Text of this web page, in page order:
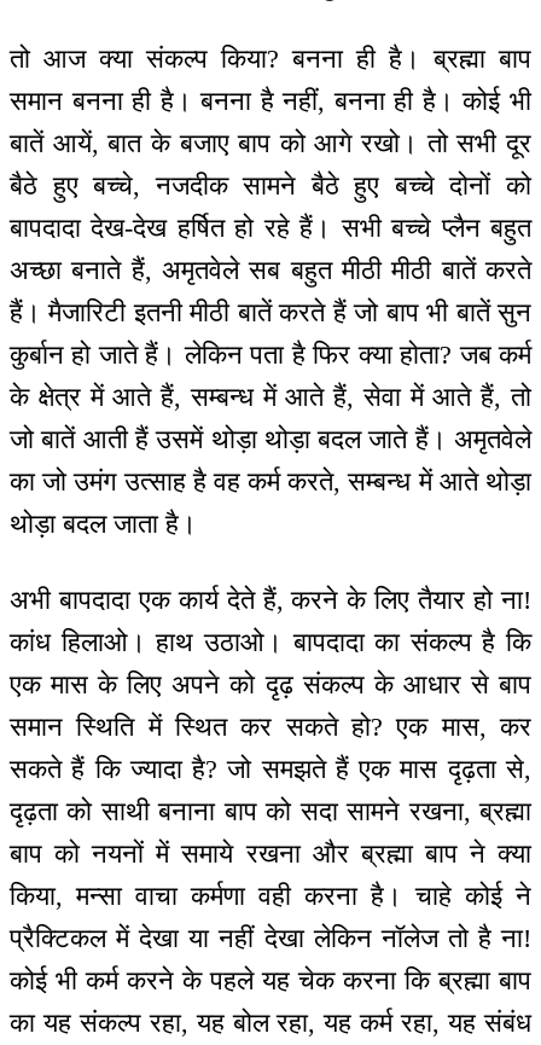
तो आज क्या संकल्प किया? बनना ही है। ब्रह्मा बाप
समान बनना ही है। बनना है नहीं, बनना ही है। कोई भी
बातें आयें, बात के बजाए बाप को आगे रखो। तो सभी दूर
बैठे हुए बच्चे, नजदीक सामने बैठे हुए बच्चे दोनों को
बापदादा देख-देख हर्षित हो रहे हैं। सभी बच्चे प्लैन बहुत
अच्छा बनाते हैं, अमृतवेले सब बहुत मीठी मीठी बातें करते
हैं। मैजारिटी इतनी मीठी बातें करते हैं जो बाप भी बातें सुन
कुर्बान हो जाते हैं। लेकिन पता है फिर क्या होता? जब कर्म
के क्षेत्र में आते हैं, सम्बन्ध में आते हैं, सेवा में आते हैं, तो
जो बातें आती हैं उसमें थोड़ा थोड़ा बदल जाते हैं। अमृतवेले
का जो उमंग उत्साह है वह कर्म करते, सम्बन्ध में आते थोड़ा
थोड़ा बदल जाता है।
अभी बापदादा एक कार्य देते हैं, करने के लिए तैयार हो ना!
कांध हिलाओ। हाथ उठाओ। बापदादा का संकल्प है कि
एक मास के लिए अपने को दृढ़ संकल्प के आधार से बाप
समान स्थिति में स्थित कर सकते हो? एक मास, कर
सकते हैं कि ज्यादा है? जो समझते हैं एक मास दृढ़ता से,
दृढ़ता को साथी बनाना बाप को सदा सामने रखना, ब्रह्मा
बाप को नयनों में समाये रखना और ब्रह्मा बाप ने क्या
किया, मन्सा वाचा कर्मणा वही करना है। चाहे कोई ने
प्रैक्टिकल में देखा या नहीं देखा लेकिन नॉलेज तो है ना!
कोई भी कर्म करने के पहले यह चेक करना कि ब्रह्मा बाप
का यह संकल्प रहा, यह बोल रहा, यह कर्म रहा, यह संबंध